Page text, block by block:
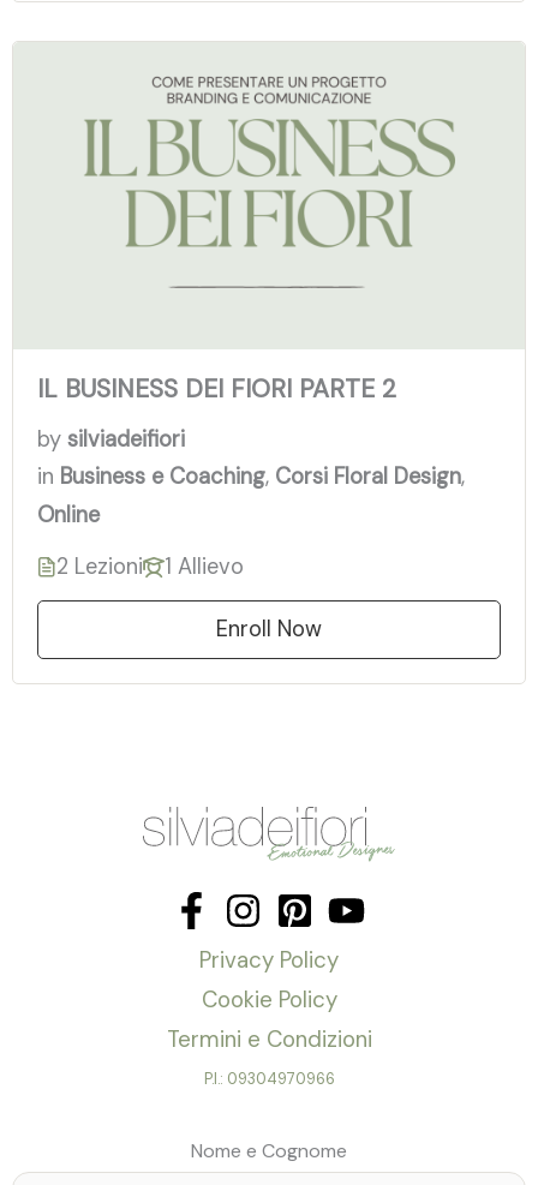
IL BUSINESS DEI FIORI PARTE 2
by silviadeifiori
in Business e Coaching, Corsi Floral Design,
Online
2 Lezioni
1 Allievo
Enroll Now
Privacy Policy
Cookie Policy
Termini e Condizioni
P.I.: 09304970966
Nome e Cognome